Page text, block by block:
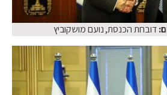
דוברות הכנסת, נועם מושקוביץ